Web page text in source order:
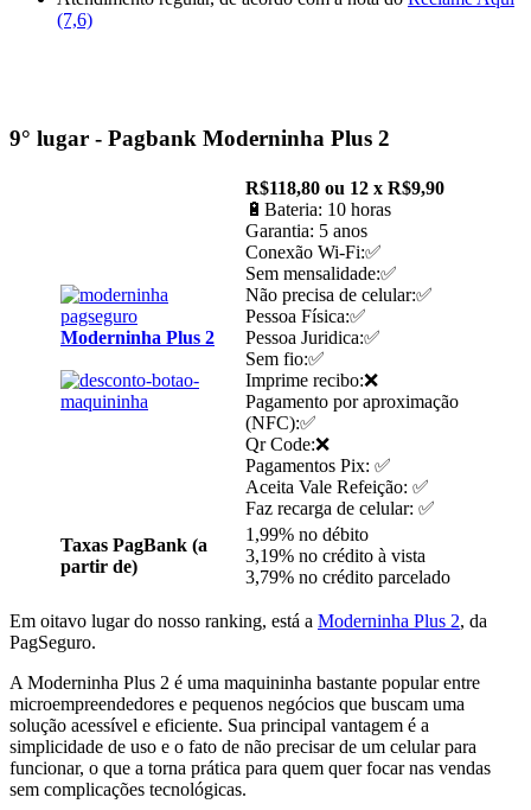
(7,6)
9° lugar - Pagbank Moderninha Plus 2
Moderninha Plus 2
R$118,80 ou 12 x R$9,90
🔋Bateria: 10 horas
Garantia: 5 anos
Conexão Wi-Fi:✅
Sem mensalidade:✅
Não precisa de celular:✅
Pessoa Física:✅
Pessoa Juridica:✅
Sem fio:✅
Imprime recibo:❌
Pagamento por aproximação
(NFC):✅
Qr Code:❌
Pagamentos Pix: ✅
Aceita Vale Refeição: ✅
Faz recarga de celular: ✅
Taxas PagBank (a
partir de)
1,99% no débito
3,19% no crédito à vista
3,79% no crédito parcelado
Em oitavo lugar do nosso ranking, está a Moderninha Plus 2, da
PagSeguro.
A Moderninha Plus 2 é uma maquininha bastante popular entre
microempreendedores e pequenos negócios que buscam uma
solução acessível e eficiente. Sua principal vantagem é a
simplicidade de uso e o fato de não precisar de um celular para
funcionar, o que a torna prática para quem quer focar nas vendas
sem complicações tecnológicas.